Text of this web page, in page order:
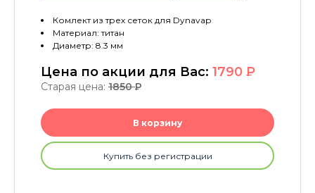
Комлект из трех сеток для Dynavap
Материал: титан
Диаметр: 8.3 мм
Цена по акции для Вас: 1790 P
Старая цена: 1850P
В корзину
Купить без регистрации